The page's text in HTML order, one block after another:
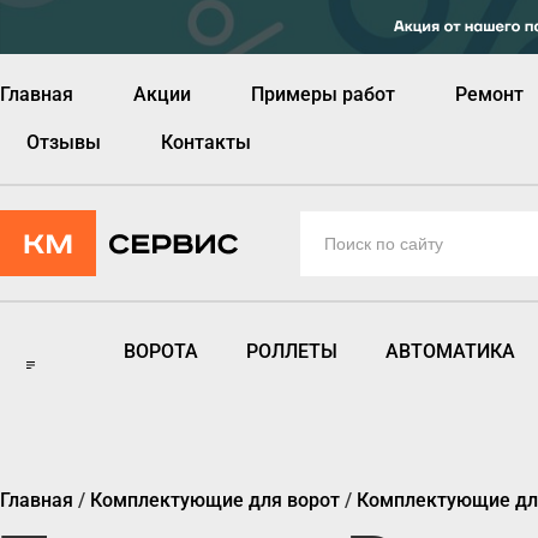
Главная Акции Примеры работ Ремонт
Отзывы Контакты
ВОРОТА РОЛЛЕТЫ АВТОМАТИКА
Главная / Комплектующие для ворот / Комплектующие